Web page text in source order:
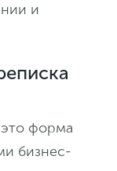
и
форма
бизнес-